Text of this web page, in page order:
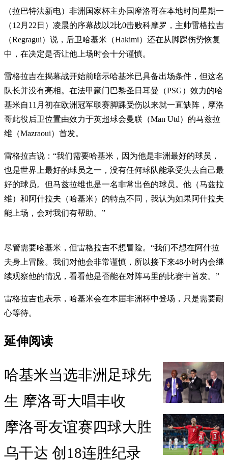
（拉巴特法新电）非洲国家杯主办国摩洛哥在本地时间星期一
（12月22日）凌晨的序幕战以2比0击败科摩罗，主帅雷格拉吉
（Regragui）说，后卫哈基米（Hakimi）还在从脚踝伤势恢复
中，在决定是否让他上场时会十分谨慎。
雷格拉吉在揭幕战开始前暗示哈基米已具备出场条件，但这名
队长并没有亮相。在法甲豪门巴黎圣日耳曼（PSG）效力的哈
基米自11月初在欧洲冠军联赛脚踝受伤以来就一直缺阵，摩洛
哥此役后卫位置由效力于英超球会曼联（Man Utd）的马兹拉
维（Mazraoui）首发。
雷格拉吉说：“我们需要哈基米，因为他是非洲最好的球员，
也是世界上最好的球员之一，没有任何球队能承受失去自己最
好的球员。但马兹拉维也是一名非常出色的球员。他（马兹拉
维）和阿什拉夫（哈基米）的特点不同，我认为如果阿什拉夫
能上场，会对我们有帮助。”
尽管需要哈基米，但雷格拉吉不想冒险。“我们不想在阿什拉
夫身上冒险。我们对他会非常谨慎，所以接下来48小时内会继
续观察他的情况，看看他是否能在对阵马里的比赛中首发。”
雷格拉吉也表示，哈基米会在本届非洲杯中登场，只是需要耐
心等待。
延伸阅读
哈基米当选非洲足球先
生 摩洛哥大唱丰收
摩洛哥友谊赛四球大胜
乌干达 创18连胜纪录